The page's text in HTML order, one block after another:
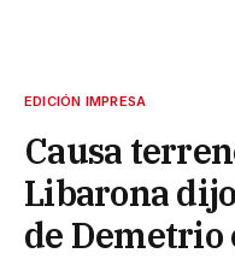
EDICIÓN IMPRESA
Causa
Libarona
de